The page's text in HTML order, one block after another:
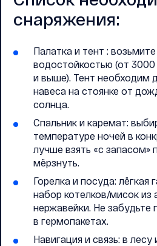
снаряжения:
Палатка и тент :
водостойкостью (от
и выше). Тент необходим
навеса на стоянке от
солнца.
Спальник и каремат:
температуре ночей в
лучше взять «с запасом»
мёрзнуть.
Горелка и посуда: лёгкая
набор котелков/мисок из
нержавейки. Не забудьте
в гермопакетах.
Навигация и связь: в